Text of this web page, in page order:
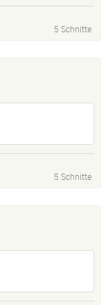
5 Schnitte
5 Schnitte